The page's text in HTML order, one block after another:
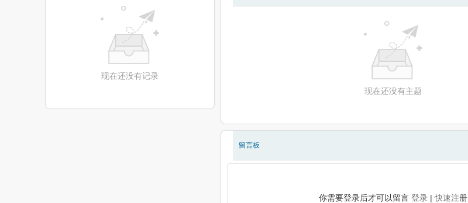
现在还没有记录
现在还没有主题
留言板
你需要登录后才可以留言 登录 |快速注册